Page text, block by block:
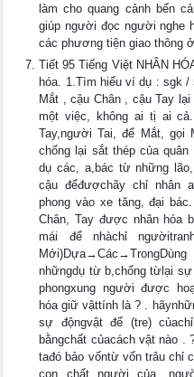
làm cho quang cảnh bến
giúp người đọc người nghe
các phương tiện giao thông
Tiết 95 Tiếng Việt NHÂN
hóa. 1.Tìm hiểu ví dụ : sgk
Mắt , cậu Chân , cậu Tay
một việc, không ai tị ai
Tay,người Tai, để Mắt, gọi
chống lại sắt thép của
dụ các, a,bác từ những
cậu đểđượchãy chỉ nhân
phong vào xe tăng, đại
Chân, Tay được nhân hóa
mái để nhàchỉ
nhữngdụ từ b,chống từlại
phongxung người được
hóa giữ vậttính là ? .
sự độngvật để (tre)
bằngchất củacách vật nào
tađó bảo vốntừ vốn trâu chỉ
con chất người của